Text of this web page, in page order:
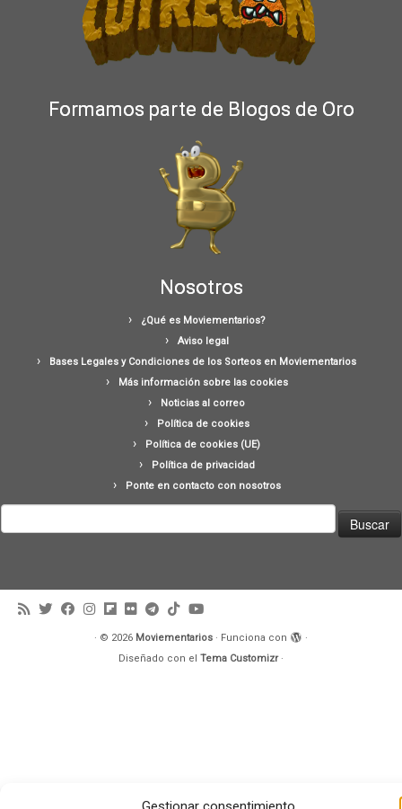
Formamos parte de Blogos de Oro
Nosotros
¿Qué es Moviementarios?
Aviso legal
Bases Legales y Condiciones de los Sorteos en Moviementarios
Más información sobre las cookies
Noticias al correo
Política de cookies
Política de cookies (UE)
Política de privacidad
Ponte en contacto con nosotros
· © 2026 Moviementarios · Funciona con
·
Diseñado con el Tema Customizr·